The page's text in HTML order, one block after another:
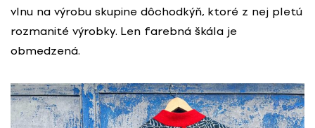
vlnu na výrobu skupine dôchodkýň, ktoré z nej pletú
rozmanité výrobky. Len farebná škála je
obmedzená.